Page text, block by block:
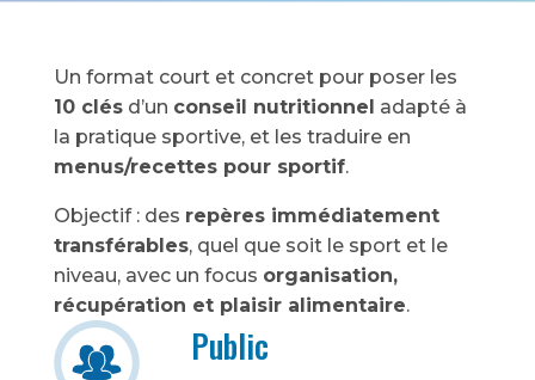
Un format court et concret pour poser les
10 clésd’un conseil nutritionnel adapté à
la pratique sportive, et les traduire en
menus/recettes pour sportif.
Objectif : des repères immédiatement
transférables, quel que soit le sport et le
niveau, avec un focus organisation,
récupération et plaisir alimentaire.
Public